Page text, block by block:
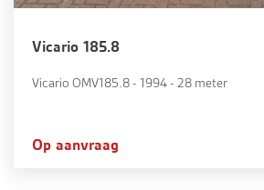
Vicario 185.8
Vicario OMV185.8 - 1994 - 28 meter
Op aanvraag